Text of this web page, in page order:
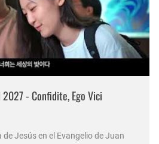
- Confidite, Ego Vici
Jesús en el Evangelio de Juan